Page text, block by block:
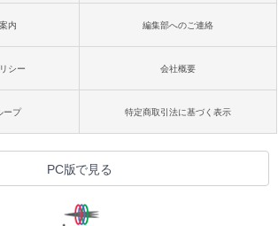
内 編集部へのご連絡
シー 会社概要
ープ 特定商取引法に基づく表示
PC版で見る